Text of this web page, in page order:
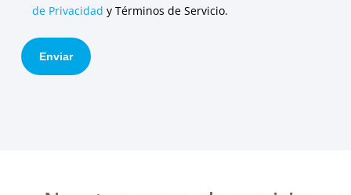
de Privacidad y Términos de Servicio.